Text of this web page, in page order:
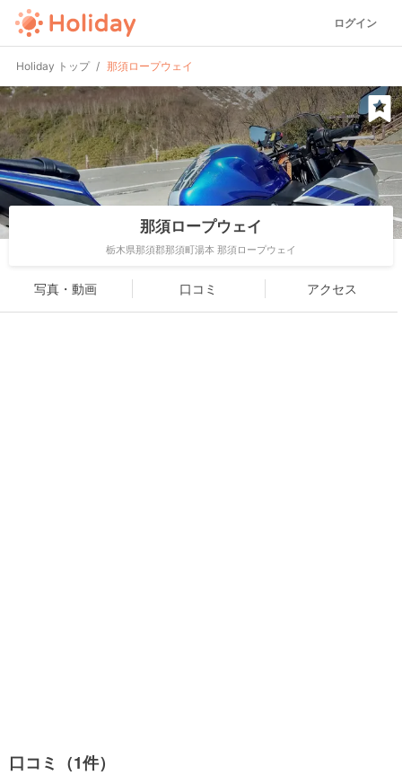
ログイン
Holiday トップ 那須ロープウェイ
那須ロープウェイ
栃木県那須郡那須町湯本 那須ロープウェイ
写真・動画 口コミ アクセス
口コミ（1件）